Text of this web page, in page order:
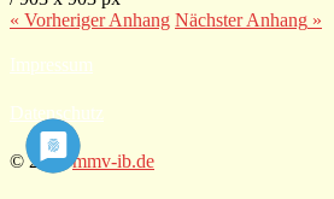
« VorherigerAnhang NächsterAnhang »
Impressum
Datenschutz
© 2026mmv-ib.de